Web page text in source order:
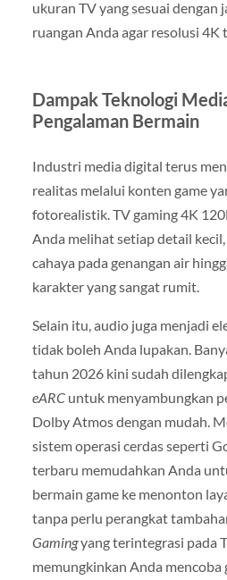
ukuran TV yang sesuai dengan
ruangan Anda agar resolusi 4K
Dampak Teknologi
Pengalaman Bermain
Industri media digital terus
realitas melalui konten game
fotorealistik. TV gaming 4K
Anda melihat setiap detail
cahaya pada genangan air
karakter yang sangat rumit.
Selain itu, audio juga menjadi
tidak boleh Anda lupakan.
tahun 2026 kini sudah
eARCuntuk menyambungkan
Dolby Atmos dengan mudah.
sistem operasi cerdas seperti
terbaru memudahkan Anda
bermain game ke menonton
tanpa perlu perangkat
Gamingyang terintegrasi pada
memungkinkan Anda mencoba